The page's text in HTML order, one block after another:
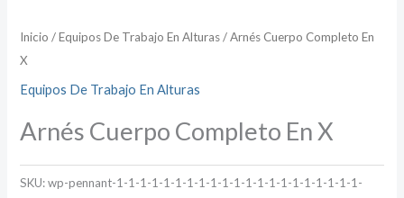
Inicio /Equipos De Trabajo En Alturas/ Arnés Cuerpo Completo En
X
Equipos De Trabajo En Alturas
Arnés Cuerpo Completo En X
SKU:wp-pennant-1-1-1-1-1-1-1-1-1-1-1-1-1-1-1-1-1-1-1-1-1-